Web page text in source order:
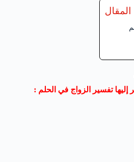
إليها تفسير الزواج في الحلم :